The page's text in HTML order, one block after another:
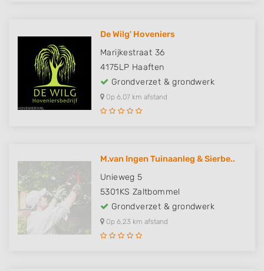
De Wilg' Hoveniers
Marijkestraat 36
4175LP Haaften
Grondverzet & grondwerk
Op 6,07 km afstand
M.van Ingen Tuinaanleg & Sierbe..
Unieweg 5
5301KS Zaltbommel
Grondverzet & grondwerk
Op 6,23 km afstand